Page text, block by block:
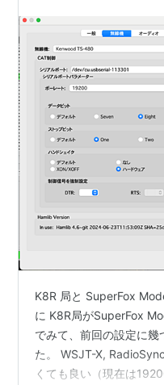
K8R 局と SuperFox
に K8R局がSuperFox
でみて、前回の設定に幾
た。 WSJT-X,
くても良い（現在は